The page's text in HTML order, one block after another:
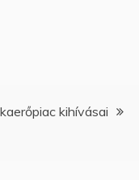
kihívásai